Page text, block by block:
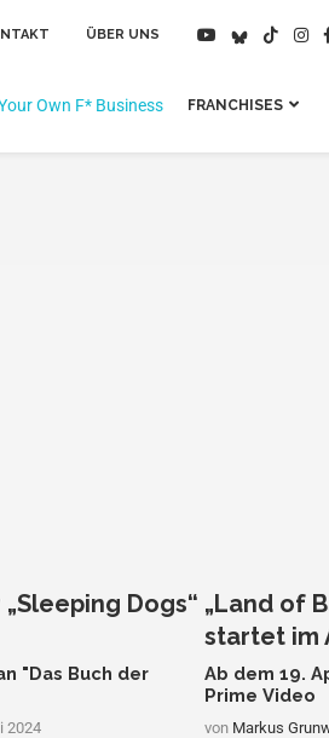
ÜBER UNS
FRANCHISES
Dogs“
"Das Buch der
2024
„Land of
startet im
Ab dem 19.
Prime Video
von Markus